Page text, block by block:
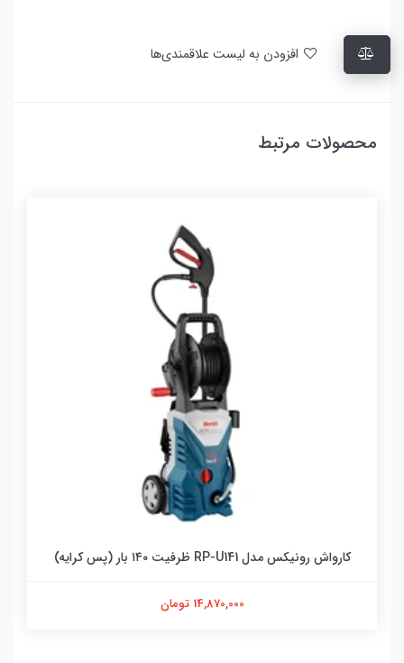
محصولات مرتبط
کارواش رونیکس مدل RP-U141 ظرفیت ۱۴۰ بار (پس کرایه)
14,870,000 تومان